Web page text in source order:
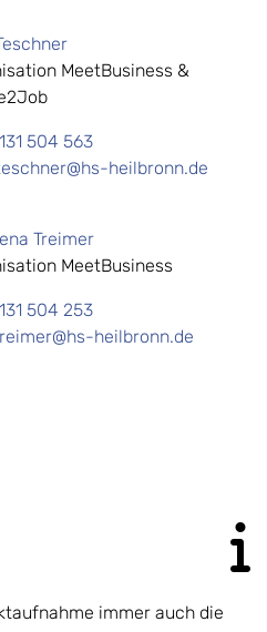
MeetBusiness &
504 563
heilbronn.de
Treimer
MeetBusiness
504 253
heilbronn.de
immer auch die